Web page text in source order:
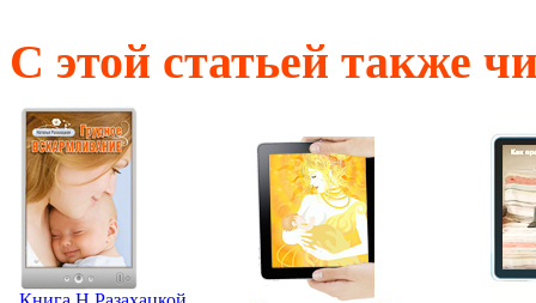
С этой статьей также